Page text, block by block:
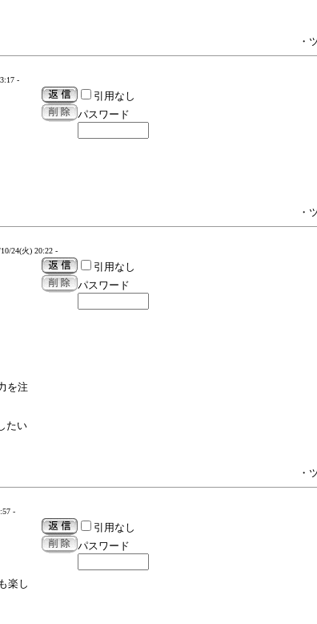
・
-
引用なし
パスワード
・
24(火) 20:22 -
を注
たい
引用なし
パスワード
・
-
楽し
引用なし
パスワード